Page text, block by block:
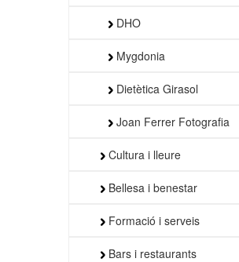
DHO
Mygdonia
Dietètica Girasol
Joan Ferrer Fotografia
Cultura i lleure
Bellesa i benestar
Formació i serveis
Bars i restaurants